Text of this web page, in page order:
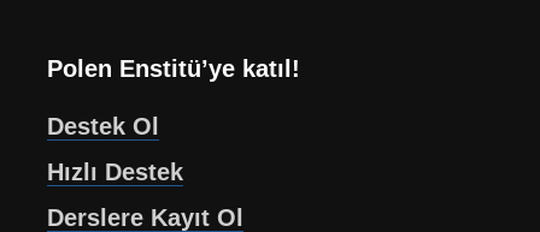
Polen Enstitü’ye katıl!
Destek Ol
Hızlı Destek
Derslere Kayıt Ol